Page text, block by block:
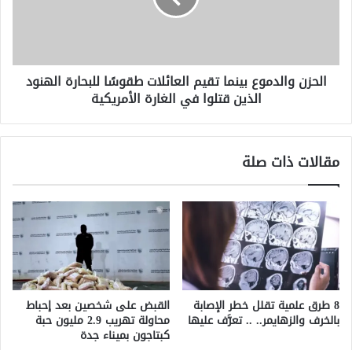
الذين
قتلوا
الأمريكية
الحزن والدموع بينما تقيم العائلات طقوسًا للبحارة الهنود
الذين قتلوا في الغارة الأمريكية
مقالات ذات صلة
8 طرق علمية تقلل خطر الإصابة
بالخرف والزهايمر.. .. تعرَّف عليها
القبض على شخصين بعد إحباط
محاولة تهريب 2.9 مليون حبة
كبتاجون بميناء جدة